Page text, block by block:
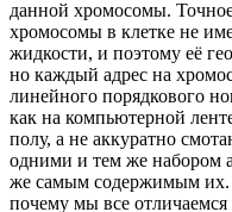
данной хромосомы.
хромосомы в клетке не
жидкости, и поэтому её
но каждый адрес на
линейного порядкового
как на компьютерной
полу, а не аккуратно
одними и тем же набором
же самым содержимым их.
почему мы все отличаемся